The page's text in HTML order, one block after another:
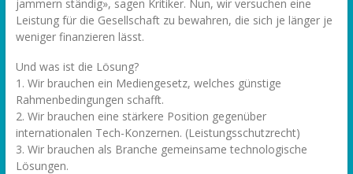
jammern ständig», sagen Kritiker. Nun, wir versuchen eine
Leistung für die Gesellschaft zu bewahren, die sich je länger je
weniger finanzieren lässt.
Und was ist die Lösung?
1. Wir brauchen ein Mediengesetz, welches günstige
Rahmenbedingungen schafft.
2. Wir brauchen eine stärkere Position gegenüber
internationalen Tech-Konzernen. (Leistungsschutzrecht)
3. Wir brauchen als Branche gemeinsame technologische
Lösungen.